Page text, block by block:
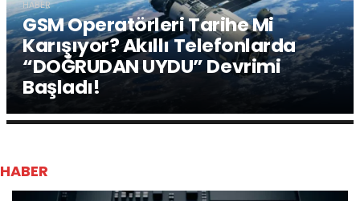
HABER
GSM Operatörleri Tarihe Mi
Karışıyor? Akıllı Telefonlarda
“DOĞRUDAN UYDU” Devrimi
Başladı!
HABER
Akıllı Telefonların Devri
Kapanıyor Mu? 2026’nın Gözdesi:
Yapay Zekalı Gözlükler Ve
Giyilebilir Teknolojiler
HABER